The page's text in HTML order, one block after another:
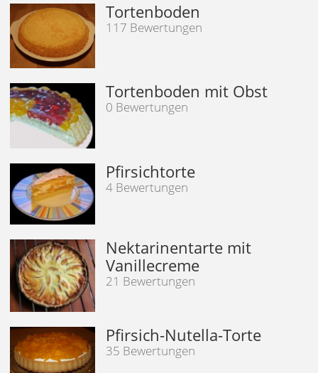
Tortenboden
117 Bewertungen
Tortenboden mit Obst
0 Bewertungen
Pfirsichtorte
4 Bewertungen
Nektarinentarte mit
Vanillecreme
21 Bewertungen
Pfirsich-Nutella-Torte
35 Bewertungen